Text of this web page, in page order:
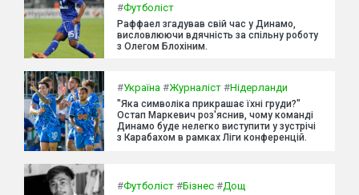
#Футболіст
Раффаел згадував свій час у Динамо,
висловлюючи вдячність за спільну роботу
з Олегом Блохіним.
#Україна #Журналіст #Нідерланди
"Яка символіка прикрашає їхні груди?"
Остап Маркевич роз'яснив, чому команді
Динамо буде нелегко виступити у зустрічі
з Карабахом в рамках Ліги конференцій.
#Футболіст #Бізнес #Дощ